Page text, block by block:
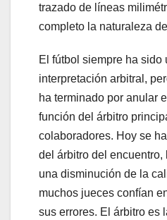
trazado de líneas
completo la naturaleza
El fútbol siempre ha sido
interpretación arbitral,
ha terminado por anular
función del árbitro
colaboradores. Hoy se
del árbitro del
una disminución de la
muchos jueces confían
sus errores. El árbitro es